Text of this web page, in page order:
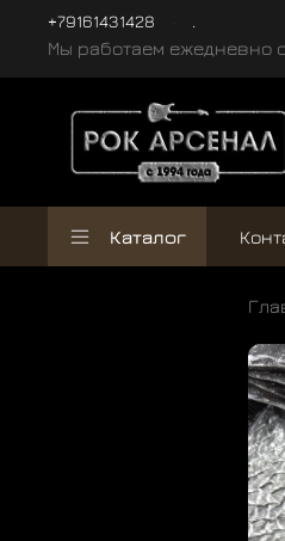
Мы работаем ежедневно
+79161431428
Каталог